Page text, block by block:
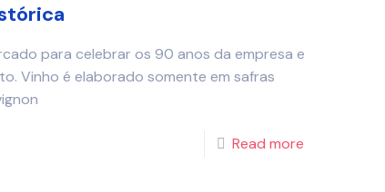
para celebrar os 90 anos da empresa e
Vinho é elaborado somente em safras
Read more